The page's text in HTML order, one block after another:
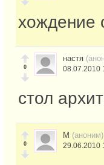
хождение
0
настя
08.07.2010
стол
0
М (аноним)
29.06.2010